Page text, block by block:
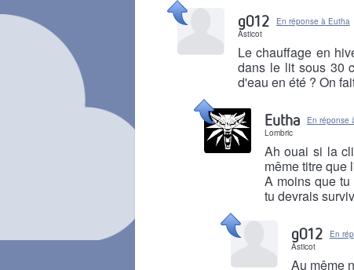
Il y a 1 mois
g012
En réponse à Eutha
Asticot
Le chauffage en
dans le lit sous 30
d'eau en été ? On
Il y a 1 mois
Eutha
En réponse
Lombric
Ah ouai si la
même titre que
A moins que
tu devrais
Il y a 1 mois
g012
En
Asticot
Au même